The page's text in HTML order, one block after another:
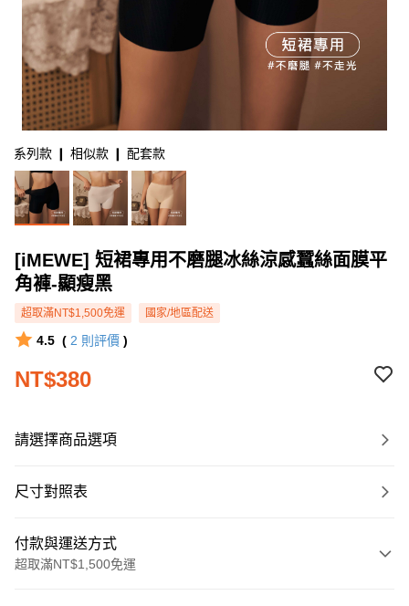
系列款 ❙ 相似款 ❙ 配套款
[iMEWE] 短裙專用不磨腿冰絲涼感蠶絲面膜平
角褲-顯瘦黑
超取滿NT$1,500免運 國家/地區配送
4.5 ( 2 則評價 )
NT$380
請選擇商品選項
尺寸對照表
付款與運送方式
超取滿NT$1,500免運